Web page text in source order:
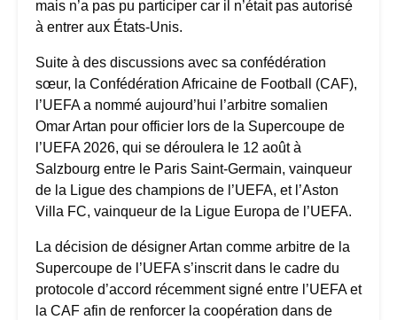
mais n’a pas pu participer car il n’était pas autorisé
à entrer aux États-Unis.
Suite à des discussions avec sa confédération
sœur, la Confédération Africaine de Football (CAF),
l’UEFA a nommé aujourd’hui l’arbitre somalien
Omar Artan pour officier lors de la Supercoupe de
l’UEFA 2026, qui se déroulera le 12 août à
Salzbourg entre le Paris Saint-Germain, vainqueur
de la Ligue des champions de l’UEFA, et l’Aston
Villa FC, vainqueur de la Ligue Europa de l’UEFA.
La décision de désigner Artan comme arbitre de la
Supercoupe de l’UEFA s’inscrit dans le cadre du
protocole d’accord récemment signé entre l’UEFA et
la CAF afin de renforcer la coopération dans de